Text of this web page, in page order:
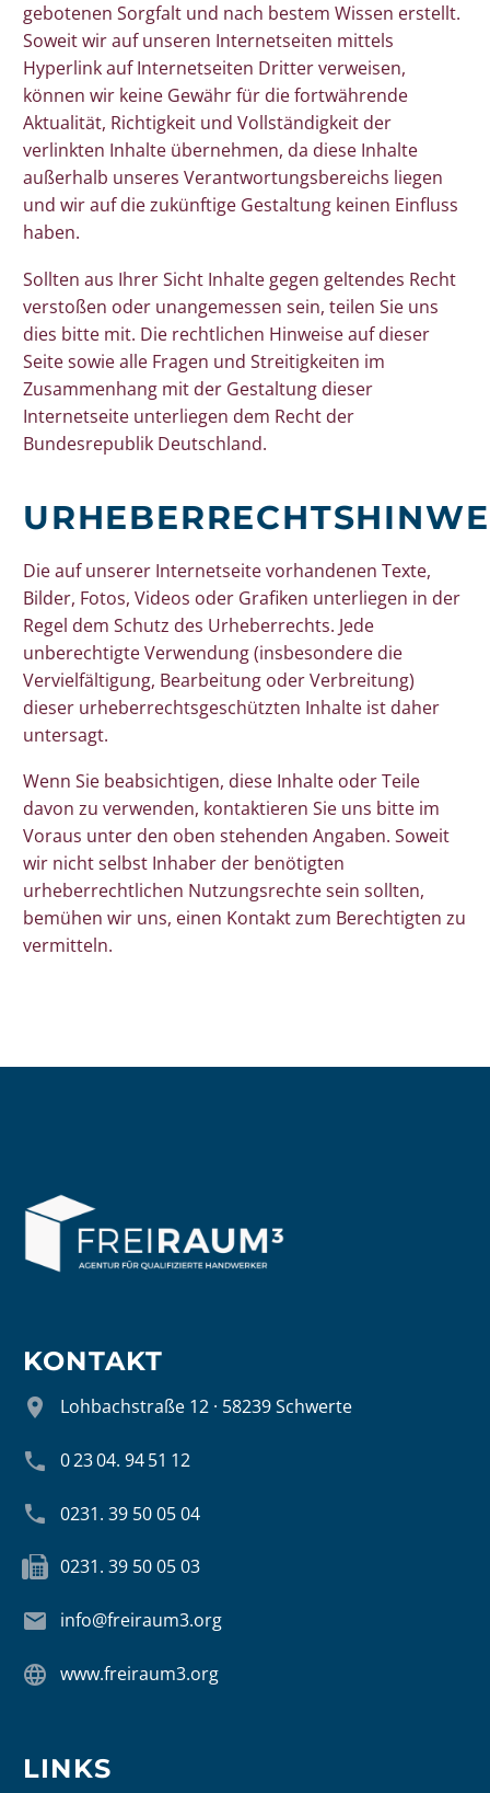
gebotenen Sorgfalt und nach bestem Wissen erstellt.
Soweit wir auf unseren Internetseiten mittels
Hyperlink auf Internetseiten Dritter verweisen,
können wir keine Gewähr für die fortwährende
Aktualität, Richtigkeit und Vollständigkeit der
verlinkten Inhalte übernehmen, da diese Inhalte
außerhalb unseres Verantwortungsbereichs liegen
und wir auf die zukünftige Gestaltung keinen Einfluss
haben.
Sollten aus Ihrer Sicht Inhalte gegen geltendes Recht
verstoßen oder unangemessen sein, teilen Sie uns
dies bitte mit. Die rechtlichen Hinweise auf dieser
Seite sowie alle Fragen und Streitigkeiten im
Zusammenhang mit der Gestaltung dieser
Internetseite unterliegen dem Recht der
Bundesrepublik Deutschland.
Die auf unserer Internetseite vorhandenen Texte,
Bilder, Fotos, Videos oder Grafiken unterliegen in der
Regel dem Schutz des Urheberrechts. Jede
unberechtigte Verwendung (insbesondere die
Vervielfältigung, Bearbeitung oder Verbreitung)
dieser urheberrechtsgeschützten Inhalte ist daher
untersagt.
Wenn Sie beabsichtigen, diese Inhalte oder Teile
davon zu verwenden, kontaktieren Sie uns bitte im
Voraus unter den oben stehenden Angaben. Soweit
wir nicht selbst Inhaber der benötigten
urheberrechtlichen Nutzungsrechte sein sollten,
bemühen wir uns, einen Kontakt zum Berechtigten zu
vermitteln.
KONTAKT

 Lohbachstraße 12 · 58239 Schwerte

 0 23 04. 94 51 12

 0231. 39 50 05 04

 0231. 39 50 05 03

 info@freiraum3.org

 www.freiraum3.org
LINKS